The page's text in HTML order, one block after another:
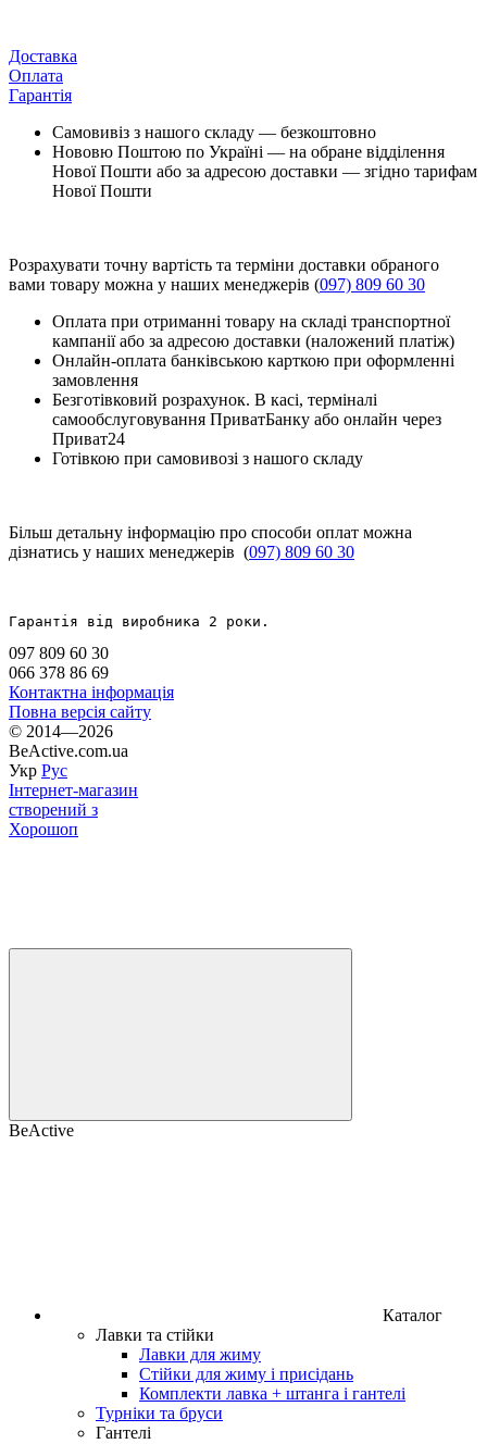
Доставка
Оплата
Гарантія
Самовивіз з нашого складу — безкоштовно
Нововю Поштою по Україні — на обране відділення
Нової Пошти або за адресою доставки — згідно тарифам
Нової Пошти
Розрахувати точну вартість та терміни доставки обраного
вами товару можна у наших менеджерів (097) 809 60 30
Оплата при отриманні товару на складі транспортної
кампанії або за адресою доставки (наложений платіж)
Онлайн-оплата банківською карткою при оформленні
замовлення
Безготівковий розрахунок. В касі, терміналі
самообслуговування ПриватБанку або онлайн через
Приват24
Готівкою при самовивозі з нашого складу
Більш детальну інформацію про способи оплат можна
дізнатись у наших менеджерів (097) 809 60 30
Гарантія від виробника 2 роки.
097 809 60 30
066 378 86 69
Контактна інформація
Повна версія сайту
© 2014—2026
BeActive.com.ua
Укр Рус
Інтернет-магазин
створений з
Хорошоп
BeActive
Каталог
Лавки та стійки
Лавки для жиму
Стійки для жиму і присідань
Комплекти лавка + штанга і гантелі
Турніки та бруси
Гантелі